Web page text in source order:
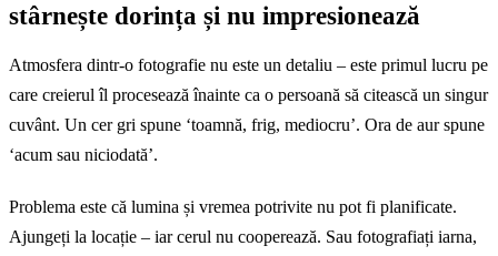
stârnește dorința și nu impresionează
Atmosfera dintr-o fotografie nu este un detaliu – este primul lucru pe
care creierul îl procesează înainte ca o persoană să citească un singur
cuvânt. Un cer gri spune ‘toamnă, frig, mediocru’. Ora de aur spune
‘acum sau niciodată’.
Problema este că lumina și vremea potrivite nu pot fi planificate.
Ajungeți la locație – iar cerul nu cooperează. Sau fotografiați iarna,